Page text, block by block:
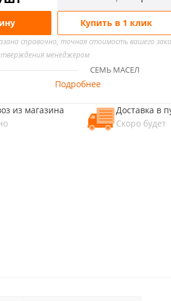
Купить в 1 клик
справочно, точная стоимость вашего
менеджером
СЕМЬ МАСЕЛ
Подробнее
из магазина
Доставка в
Скоро будет